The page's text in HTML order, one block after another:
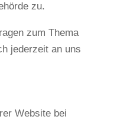
zu.
zum Thema
jederzeit an uns
Website bei